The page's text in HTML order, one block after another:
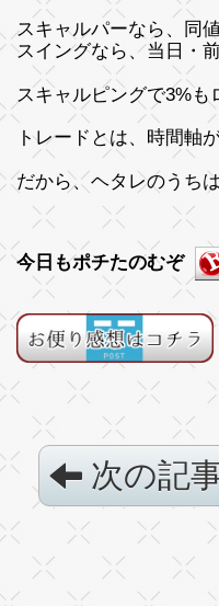
スキャルパーなら、同
スイングなら、当日・
スキャルピングで3%
トレードとは、時間軸
だから、ヘタレのうち
今日もポチたのむぞ
次の記